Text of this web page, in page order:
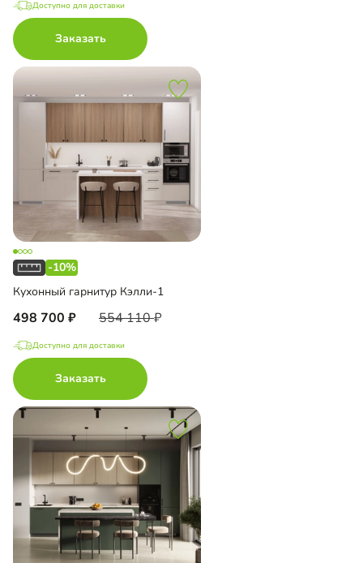
Доступно для доставки
Заказать
-10%
Кухонный гарнитур Кэлли-1
498 700 554 110
Доступно для доставки
Заказать